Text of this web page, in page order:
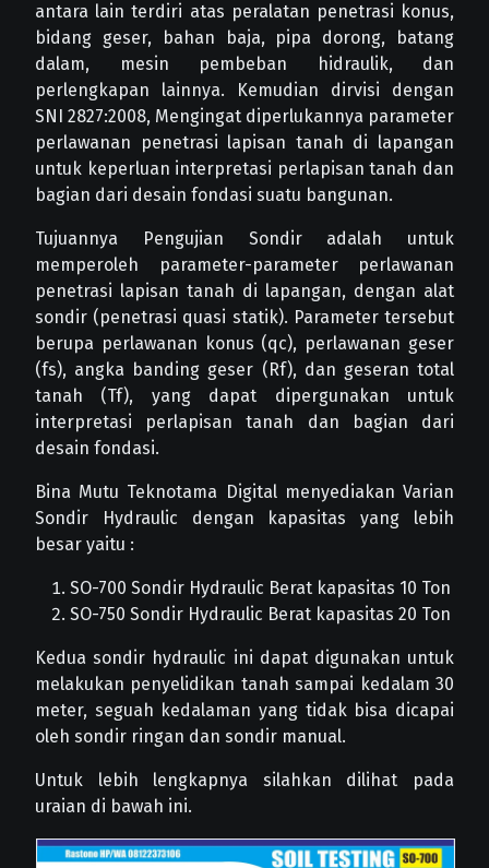
antara lain terdiri atas peralatan penetrasi konus,
bidang geser, bahan baja, pipa dorong, batang
dalam, mesin pembeban hidraulik, dan
perlengkapan lainnya. Kemudian dirvisi dengan
SNI 2827:2008, Mengingat diperlukannya parameter
perlawanan penetrasi lapisan tanah di lapangan
untuk keperluan interpretasi perlapisan tanah dan
bagian dari desain fondasi suatu bangunan.
Tujuannya Pengujian Sondir adalah untuk
memperoleh parameter-parameter perlawanan
penetrasi lapisan tanah di lapangan, dengan alat
sondir (penetrasi quasi statik). Parameter tersebut
berupa perlawanan konus (qc), perlawanan geser
(fs), angka banding geser (Rf), dan geseran total
tanah (Tf), yang dapat dipergunakan untuk
interpretasi perlapisan tanah dan bagian dari
desain fondasi.
Bina Mutu Teknotama Digital menyediakan Varian
Sondir Hydraulic dengan kapasitas yang lebih
besar yaitu :
SO-700 Sondir Hydraulic Berat kapasitas 10 Ton
SO-750 Sondir Hydraulic Berat kapasitas 20 Ton
Kedua sondir hydraulic ini dapat digunakan untuk
melakukan penyelidikan tanah sampai kedalam 30
meter, seguah kedalaman yang tidak bisa dicapai
oleh sondir ringan dan sondir manual.
Untuk lebih lengkapnya silahkan dilihat pada
uraian di bawah ini.